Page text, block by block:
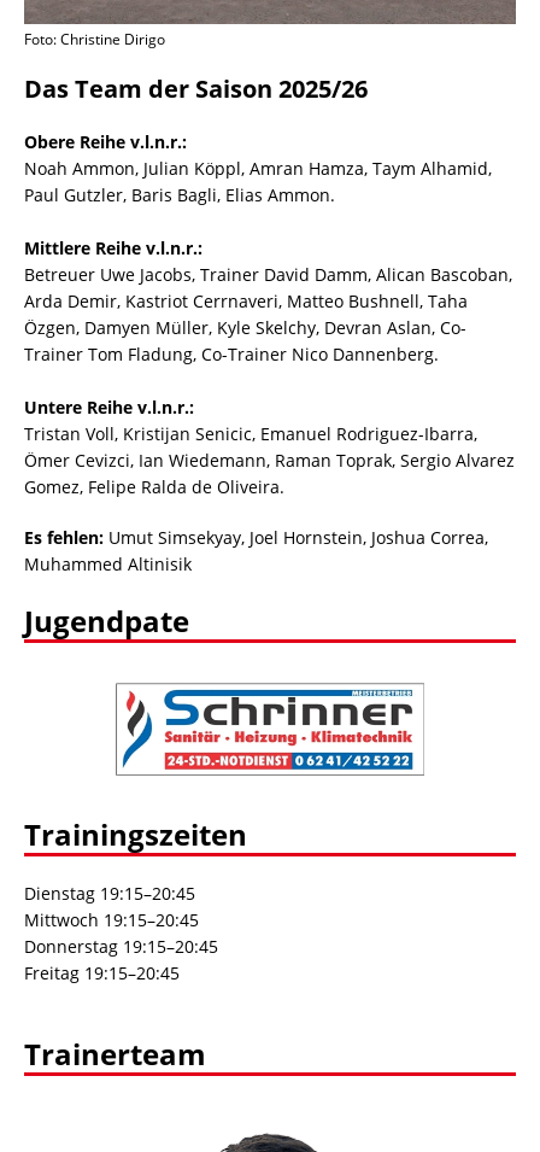
Foto: Christine Dirigo
Das Team der Saison 2025/26
Obere Reihe v.l.n.r.:
Noah Ammon, Julian Köppl, Amran Hamza, Taym Alhamid,
Paul Gutzler, Baris Bagli, Elias Ammon.
Mittlere Reihe v.l.n.r.:
Betreuer Uwe Jacobs, Trainer David Damm, Alican Bascoban,
Arda Demir, Kastriot Cerrnaveri, Matteo Bushnell, Taha
Özgen, Damyen Müller, Kyle Skelchy, Devran Aslan, Co-
Trainer Tom Fladung, Co-Trainer Nico Dannenberg.
Untere Reihe v.l.n.r.:
Tristan Voll, Kristijan Senicic, Emanuel Rodriguez-Ibarra,
Ömer Cevizci, Ian Wiedemann, Raman Toprak, Sergio Alvarez
Gomez, Felipe Ralda de Oliveira.
Es fehlen: Umut Simsekyay, Joel Hornstein, Joshua Correa,
Muhammed Altinisik
Jugendpate
Trainingszeiten
Dienstag 19:15–20:45
Mittwoch 19:15–20:45
Donnerstag 19:15–20:45
Freitag 19:15–20:45
Trainerteam